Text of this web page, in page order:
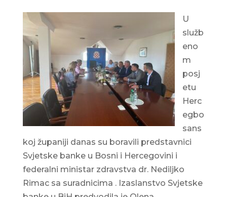
U
služb
eno
m
posj
etu
Herc
egbo
sans
koj županiji danas su boravili predstavnici
Svjetske banke u Bosni i Hercegovini i
federalni ministar zdravstva dr. Nediljko
Rimac sa suradnicima . Izaslanstvo Svjetske